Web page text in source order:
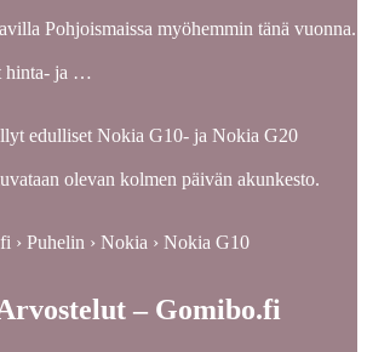
Pohjoismaissa myöhemmin tänä vuonna.
hinta- ja …
edulliset Nokia G10- ja Nokia G20
olevan kolmen päivän akunkesto.
› Puhelin › Nokia › Nokia G10
– Gomibo.fi